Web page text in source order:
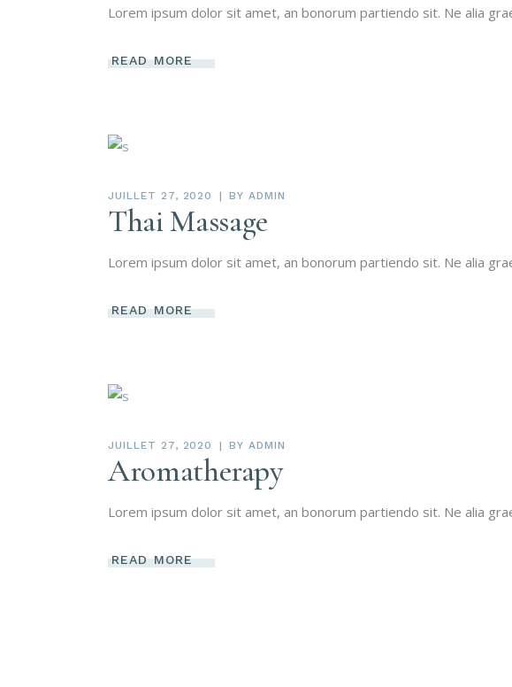
Lorem ipsum dolor sit amet, an bonorum partiendo sit. Ne alia
READ MORE
JUILLET 27, 2020 BY ADMIN
Thai Massage
Lorem ipsum dolor sit amet, an bonorum partiendo sit. Ne alia
READ MORE
JUILLET 27, 2020 BY ADMIN
Aromatherapy
Lorem ipsum dolor sit amet, an bonorum partiendo sit. Ne alia
READ MORE